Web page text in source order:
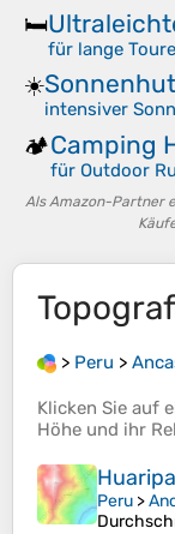
🛏️
für lange
☀️
intensiver
🏕️Camping
für Outdoor
Als Amazon-Partner
> Peru >
Klicken Sie auf
Höhe und ihr
Peru >